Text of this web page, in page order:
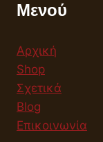
Μενού
Αρχική
Shop
Σχετικά
Blog
Επικοινωνία